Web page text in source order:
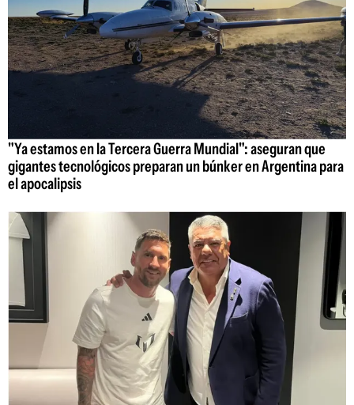
"Ya estamos en la Tercera Guerra Mundial": aseguran que
gigantes tecnológicos preparan un búnker en Argentina para
el apocalipsis